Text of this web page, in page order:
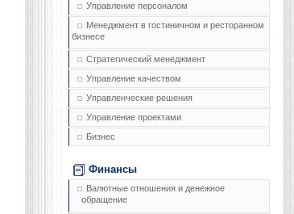
Управление персоналом
Менеджмент в гостиничном и ресторанном
бизнесе
Стратегический менеджмент
Управление качеством
Управленческие решения
Управление проектами
Бизнес
Финансы
Валютные отношения и денежное
обращение